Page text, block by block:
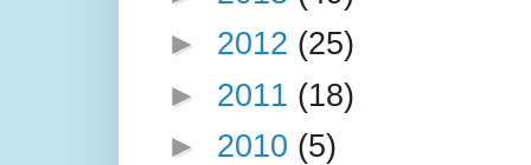
► 2012 (25)
► 2011 (18)
► 2010 (5)